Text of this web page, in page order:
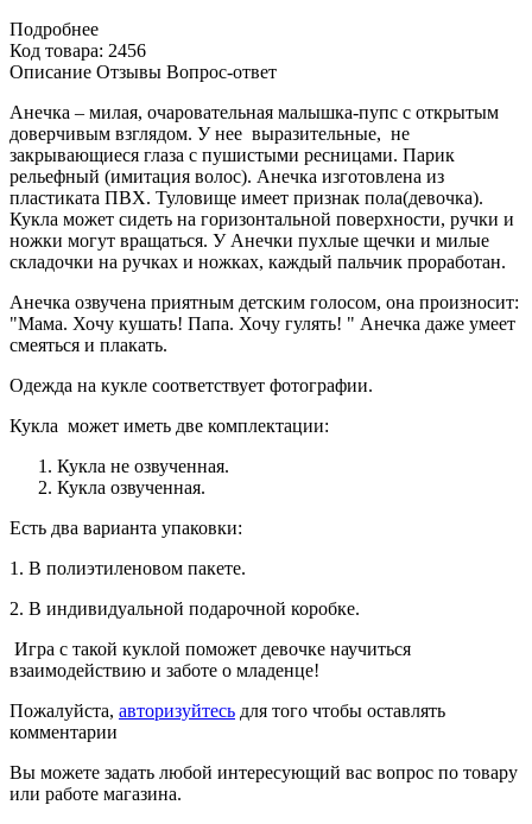
Подробнее
Код товара: 2456
Описание Отзывы Вопрос-ответ
Анечка – милая, очаровательная малышка-пупс с открытым
доверчивым взглядом. У нее выразительные, не
закрывающиеся глаза с пушистыми ресницами. Парик
рельефный (имитация волос). Анечка изготовлена из
пластиката ПВХ. Туловище имеет признак пола(девочка).
Кукла может сидеть на горизонтальной поверхности, ручки и
ножки могут вращаться. У Анечки пухлые щечки и милые
складочки на ручках и ножках, каждый пальчик проработан.
Анечка озвучена приятным детским голосом, она произносит:
"Мама. Хочу кушать! Папа. Хочу гулять! " Анечка даже умеет
смеяться и плакать.
Одежда на кукле соответствует фотографии.
Кукла может иметь две комплектации:
Кукла не озвученная.
Кукла озвученная.
Есть два варианта упаковки:
1. В полиэтиленовом пакете.
2. В индивидуальной подарочной коробке.
Игра с такой куклой поможет девочке научиться
взаимодействию и заботе о младенце!
Пожалуйста, авторизуйтесь для того чтобы оставлять
комментарии
Вы можете задать любой интересующий вас вопрос по товару
или работе магазина.